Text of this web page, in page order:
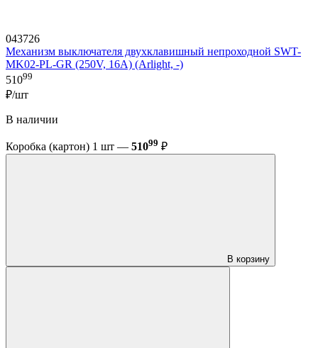
043726
Механизм выключателя двухклавишный непроходной SWT-
MK02-PL-GR (250V, 16A) (Arlight, -)
51099
₽/шт
В наличии
Коробка (картон) 1 шт — 51099 ₽
В корзину